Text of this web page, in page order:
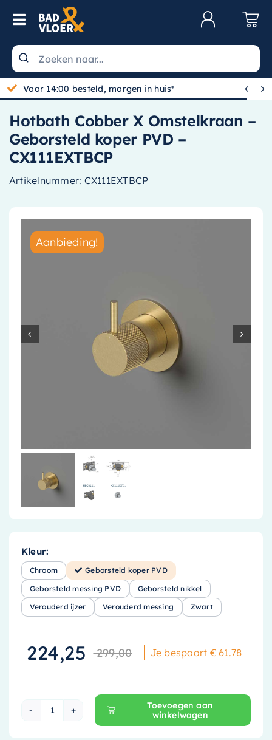
Skip to content
Toggle Navigation
Wastafels
Toiletten
Spiegels
Kranen
Douche
Radiatoren
Installatiemateriaal
Klimaatbeheersing
Voor 14:00 besteld, morgen in huis*  
Hotbath Cobber X Omstelkraan –
Geborsteld koper PVD –
CX111EXTBCP
Artikelnummer: CX111EXTBCP
Aanbieding!
Kleur:
Chroom Geborsteld koper PVD
Geborsteld messing PVD Geborsteld nikkel
Verouderd ijzer Verouderd messing Zwart
299,00
224,25 Huidige prijs
Je bespaart € 61.78
Hotbath Cobber X Omstelkraan - Geborsteld
Toevoegen aan
winkelwagen